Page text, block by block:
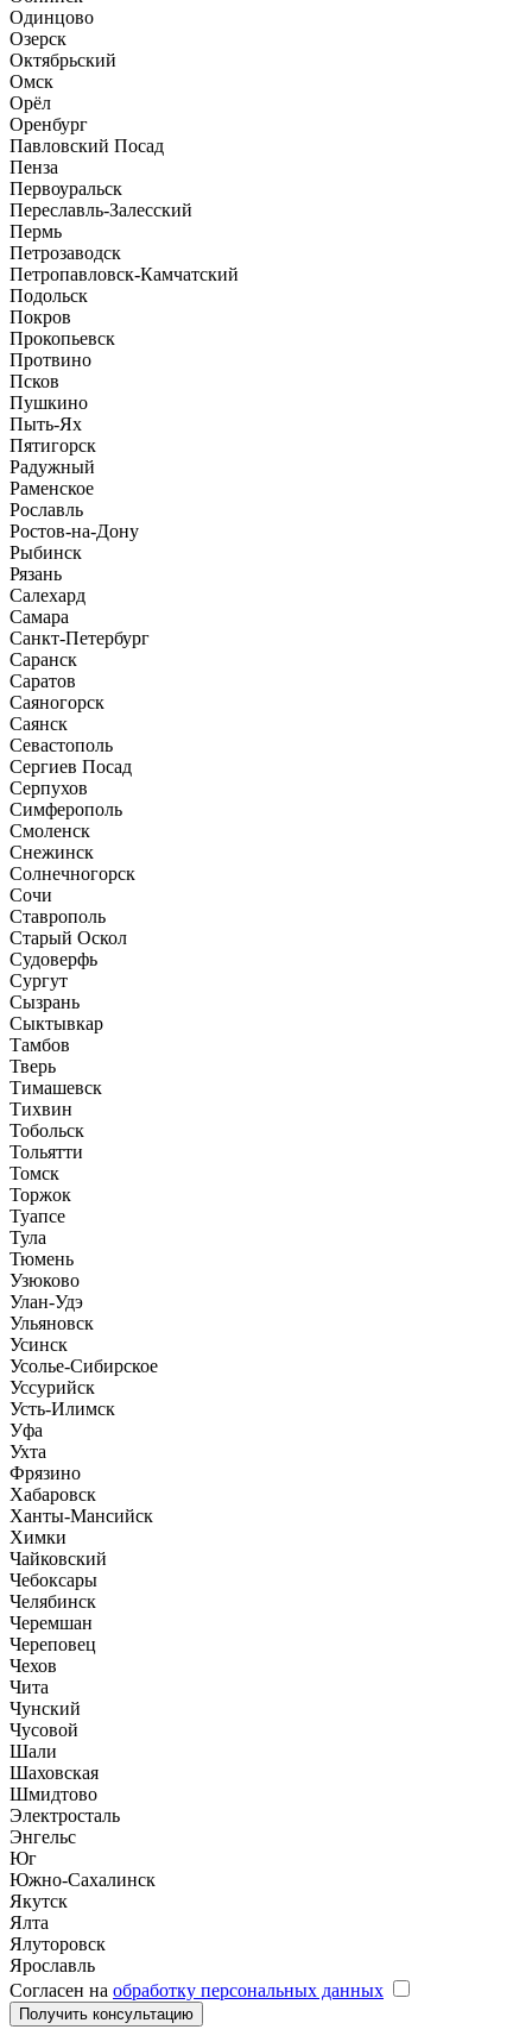
Одинцово
Озерск
Октябрьский
Омск
Орёл
Оренбург
Павловский Посад
Пенза
Первоуральск
Переславль-Залесский
Пермь
Петрозаводск
Петропавловск-Камчатский
Подольск
Покров
Прокопьевск
Протвино
Псков
Пушкино
Пыть-Ях
Пятигорск
Радужный
Раменское
Рославль
Ростов-на-Дону
Рыбинск
Рязань
Салехард
Самара
Санкт-Петербург
Саранск
Саратов
Саяногорск
Саянск
Севастополь
Сергиев Посад
Серпухов
Симферополь
Смоленск
Снежинск
Солнечногорск
Сочи
Ставрополь
Старый Оскол
Судоверфь
Сургут
Сызрань
Сыктывкар
Тамбов
Тверь
Тимашевск
Тихвин
Тобольск
Тольятти
Томск
Торжок
Туапсе
Тула
Тюмень
Узюково
Улан-Удэ
Ульяновск
Усинск
Усолье-Сибирское
Уссурийск
Усть-Илимск
Уфа
Ухта
Фрязино
Хабаровск
Ханты-Мансийск
Химки
Чайковский
Чебоксары
Челябинск
Черемшан
Череповец
Чехов
Чита
Чунский
Чусовой
Шали
Шаховская
Шмидтово
Электросталь
Энгельс
Юг
Южно-Сахалинск
Якутск
Ялта
Ялуторовск
Ярославль
Согласен на обработку персональных данных
Получить консультацию